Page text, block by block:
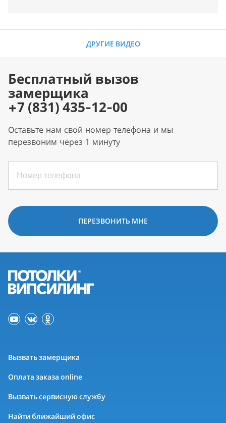
ДРУГИЕ ВИДЕО
Бесплатный вызов
замерщика
+7 (831) 435-12-00
Оставьте нам свой номер телефона и мы
перезвоним через 1 минуту
ПЕРЕЗВОНИТЬ МНЕ
Вызвать замерщика
Оплата заказа online
Вызвать сервисную службу
Найти ближайший офис